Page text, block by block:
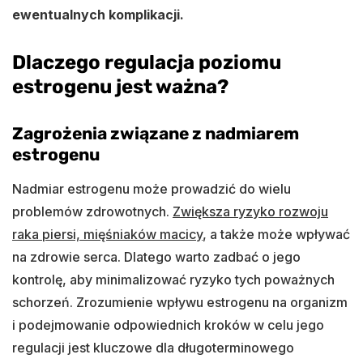
ewentualnych komplikacji.
Dlaczego regulacja poziomu
estrogenu jest ważna?
Zagrożenia związane z nadmiarem
estrogenu
Nadmiar estrogenu może prowadzić do wielu
problemów zdrowotnych. Zwiększa ryzyko rozwoju
raka piersi, mięśniaków macicy, a także może wpływać
na zdrowie serca. Dlatego warto zadbać o jego
kontrolę, aby minimalizować ryzyko tych poważnych
schorzeń. Zrozumienie wpływu estrogenu na organizm
i podejmowanie odpowiednich kroków w celu jego
regulacji jest kluczowe dla długoterminowego